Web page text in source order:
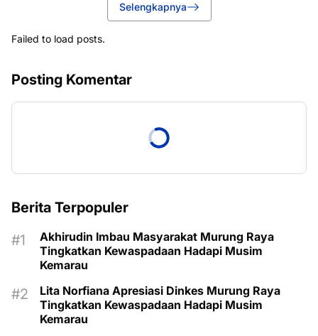
Selengkapnya
Failed to load posts.
Posting Komentar
Berita Terpopuler
Akhirudin Imbau Masyarakat Murung Raya
Tingkatkan Kewaspadaan Hadapi Musim
Kemarau
Lita Norfiana Apresiasi Dinkes Murung Raya
Tingkatkan Kewaspadaan Hadapi Musim
Kemarau